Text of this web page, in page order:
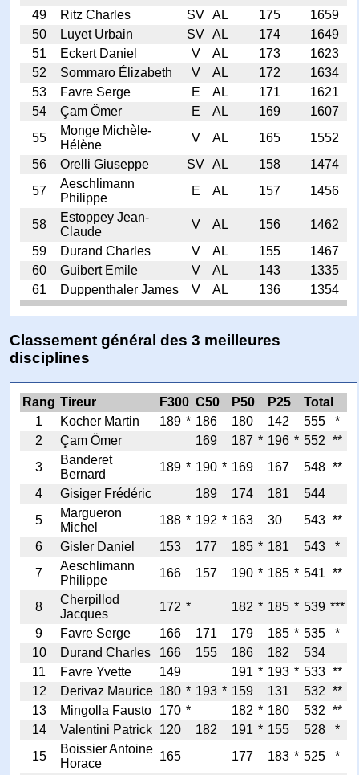
49
Ritz Charles SV AL 175
1659
50
Luyet Urbain SV AL 174
1649
51
Eckert Daniel V AL 173
1623
52
Sommaro Élizabeth V AL 172
1634
53
Favre Serge E AL 171
1621
54
Çam Ömer E AL 169
1607
55
Monge Michèle-
Hélène
V AL 165
1552
56
Orelli Giuseppe SV AL 158
1474
57
Aeschlimann
Philippe
E AL 157 1456
58
Estoppey Jean-
Claude
V AL 156
1462
59
Durand Charles V AL 155
1467
60
Guibert Emile V AL 143
1335
61
Duppenthaler James V AL 136 1354
Classement général des 3 meilleures
disciplines
Rang Tireur F300 C50 P50 P25
Total
1
Kocher Martin 189 * 186 180 142 555
*
2
Çam Ömer 169 187 * 196 * 552 **
3
Banderet
Bernard
189 * 190 * 169 167 548 **
4
Gisiger Frédéric 189 174 181
544
5
Margueron
Michel
188 * 192 * 163 30 543 **
6
Gisler Daniel 153 177 185 * 181 543
*
7
Aeschlimann
Philippe
166 157 190 * 185 * 541 **
8
Cherpillod
Jacques
172 * 182 * 185 * 539 ***
9
Favre Serge 166 171 179 185 * 535
*
10
Durand Charles 166 155 186 182
534
11
Favre Yvette 149 191 * 193 * 533 **
12
Derivaz Maurice 180 * 193 * 159 131 532 **
13
Mingolla Fausto 170 * 182 * 180 532 **
14
Valentini Patrick 120 182 191 * 155 528
*
15
Boissier Antoine
Horace
165 177 183 * 525 *